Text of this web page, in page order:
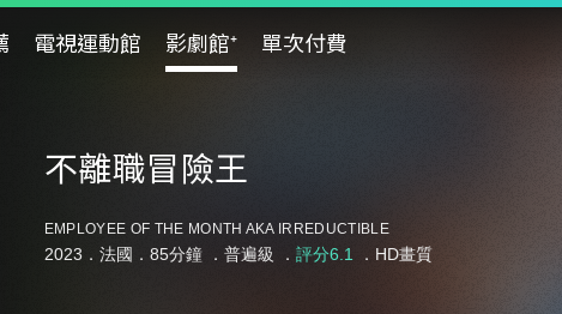
電視運動館 影劇館⁺ 單次付費
不離職冒險王
EMPLOYEE OF THE MONTH AKA IRREDUCTIBLE
2023．法國．85分鐘 ． 普遍級 ． 評分6.1 ．HD畫質